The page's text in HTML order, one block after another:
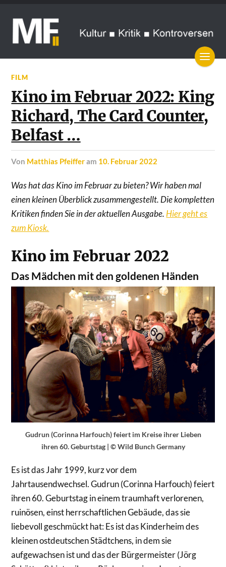
FILM
Kino im Februar 2022: King
Richard, The Card Counter,
Belfast …
von Matthias Pfeifferam 10. Februar 2022
Was hat das Kino im Februar zu bieten? Wir haben mal
einen kleinen Überblick zusammengestellt. Die kompletten
Kritiken finden Sie in der aktuellen Ausgabe. Hier geht es
zum Kiosk.
Kino im Februar 2022
Das Mädchen mit den goldenen Händen
Gudrun (Corinna Harfouch) feiert im Kreise ihrer Lieben
ihren 60. Geburtstag | © Wild Bunch Germany
Es ist das Jahr 1999, kurz vor dem
Jahrtausendwechsel. Gudrun (Corinna Harfouch) feiert
ihren 60. Geburtstag in einem traumhaft verlorenen,
ruinösen, einst herrschaftlichen Gebäude, das sie
liebevoll geschmückt hat: Es ist das Kinderheim des
kleinen ostdeutschen Städtchens, in dem sie
aufgewachsen ist und das der Bürgermeister (Jörg